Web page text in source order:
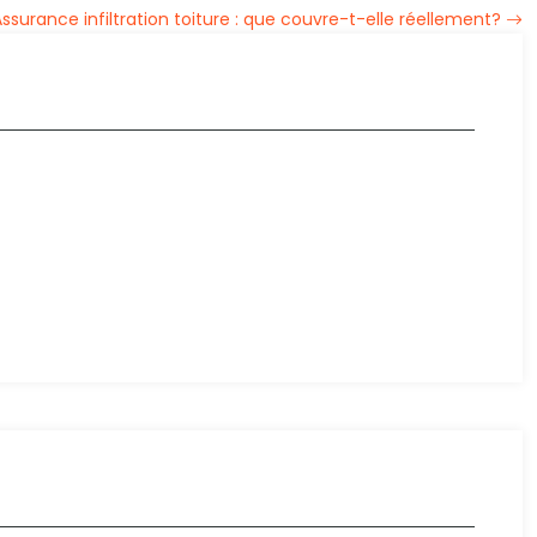
infiltration toiture : que couvre-t-elle réellement?